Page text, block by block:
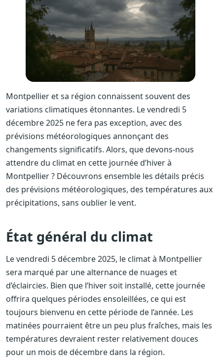
Montpellier et sa région connaissent souvent des
variations climatiques étonnantes. Le vendredi 5
décembre 2025 ne fera pas exception, avec des
prévisions météorologiques annonçant des
changements significatifs. Alors, que devons-nous
attendre du climat en cette journée d’hiver à
Montpellier ? Découvrons ensemble les détails précis
des prévisions météorologiques, des températures aux
précipitations, sans oublier le vent.
État général du climat
Le vendredi 5 décembre 2025, le climat à Montpellier
sera marqué par une alternance de nuages et
d’éclaircies. Bien que l’hiver soit installé, cette journée
offrira quelques périodes ensoleillées, ce qui est
toujours bienvenu en cette période de l’année. Les
matinées pourraient être un peu plus fraîches, mais les
températures devraient rester relativement douces
pour un mois de décembre dans la région.